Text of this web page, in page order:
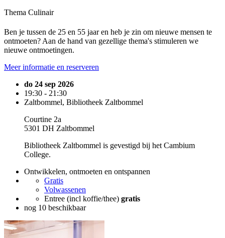
Thema Culinair
Ben je tussen de 25 en 55 jaar en heb je zin om nieuwe mensen te
ontmoeten? Aan de hand van gezellige thema's stimuleren we
nieuwe ontmoetingen.
Meer informatie en reserveren
do 24 sep 2026
19:30 - 21:30
Zaltbommel, Bibliotheek Zaltbommel
Courtine 2a
5301 DH Zaltbommel
Bibliotheek Zaltbommel is gevestigd bij het Cambium
College.
Ontwikkelen, ontmoeten en ontspannen
Gratis
Volwassenen
Entree (incl koffie/thee) gratis
nog 10 beschikbaar